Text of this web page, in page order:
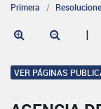
Primera
|
VER PÁGINAS